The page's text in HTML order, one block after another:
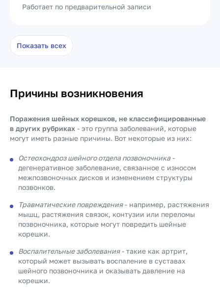
Работает по предварительной записи
Показать всех
Причины возникновения
Поражения шейных корешков, не классифицированные
в других рубриках - это группа заболеваний, которые
могут иметь разные причины. Вот некоторые из них:
Остеохондроз шейного отдела позвоночника-
дегенеративное заболевание, связанное с износом
межпозвоночных дисков и изменением структуры
позвонков.
Травматические повреждения- например, растяжения
мышц, растяжения связок, контузии или переломы
позвоночника, которые могут повредить шейные
корешки.
Воспалительные заболевания- такие как артрит,
который может вызывать воспаление в суставах
шейного позвоночника и оказывать давление на
корешки.